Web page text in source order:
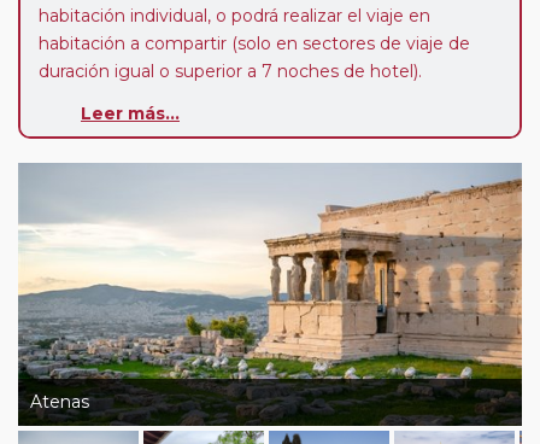
habitación individual, o podrá realizar el viaje en
habitación a compartir (solo en sectores de viaje de
duración igual o superior a 7 noches de hotel).
Pasajero Club:este circuito, en cualquier época del
nosotros en los últimos 3 años y que pertenezcan a
nuestro Club de Pasajeros (cuya obtención se realiza
tras rellenar el cuestionario de satisfacción en "Mi viaje")
o los que estén en luna de miel contarán con un
descuento del 5%.
Leer más...
Atenas